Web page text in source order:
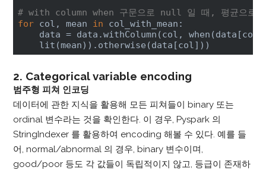
# with column when 구문으로 null 일 때, 평균으로
for col, mean in col_with_mean:
data = data.withColumn(col,
    lit(mean)).otherwise(data[col]))
2. Categorical variable encoding
범주형 피쳐 인코딩
데이터에 관한 지식을 활용해 모든 피쳐들이 binary 또는
ordinal 변수라는 것을 확인한다. 이 경우, Pyspark 의
StringIndexer 를 활용하여 encoding 해볼 수 있다. 예를 들
어, normal/abnormal 의 경우, binary 변수이며,
good/poor 등도 각 값들이 독립적이지 않고, 등급이 존재하